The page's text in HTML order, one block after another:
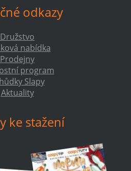
odkazy
Družstvo
nabídka
Prodejny
program
Slapy
Aktuality
ke stažení